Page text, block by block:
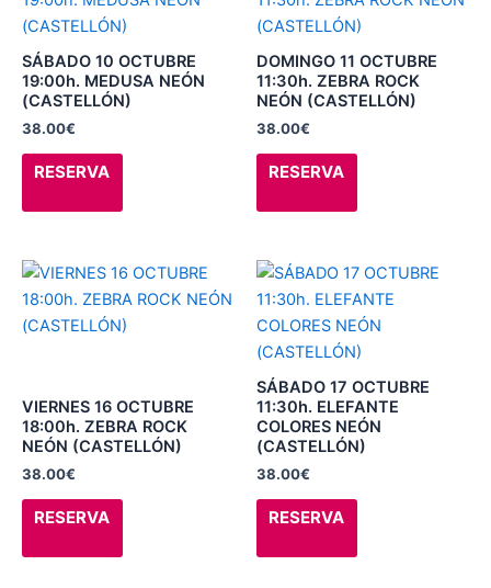
de
de
SÁBADO 10 OCTUBRE
19:00h. MEDUSA NEÓN
(CASTELLÓN)
38.00€
RESERVA
tiene
múltiples
variantes.
Las
se
elegir
de
DOMINGO 11 OCTUBRE
11:30h. ZEBRA ROCK
NEÓN (CASTELLÓN)
38.00€
RESERVA
tiene
múltiples
variantes.
Las
se
elegir
de
producto
VIERNES 16 OCTUBRE
18:00h. ZEBRA ROCK
NEÓN (CASTELLÓN)
38.00€
RESERVA
Este
producto
tiene
Las
opciones
se
la
SÁBADO 17 OCTUBRE
11:30h. ELEFANTE
COLORES NEÓN
(CASTELLÓN)
38.00€
RESERVA
Este
producto
tiene
múltiples
variantes.
Las
opciones
se
la